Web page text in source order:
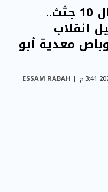
انتشال 10 جثث..
انقلاب
معدية أبو
ESSAM RABAH